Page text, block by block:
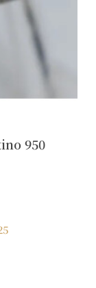
950